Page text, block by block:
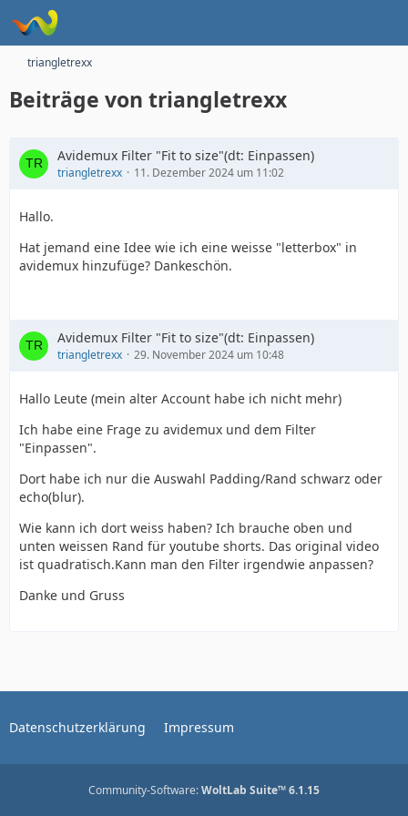
triangletrexx
Beiträge von triangletrexx
Avidemux Filter "Fit to size"(dt: Einpassen)
triangletrexx 11. Dezember 2024 um 11:02
Hallo.
Hat jemand eine Idee wie ich eine weisse "letterbox" in
avidemux hinzufüge? Dankeschön.
Avidemux Filter "Fit to size"(dt: Einpassen)
triangletrexx 29. November 2024 um 10:48
Hallo Leute (mein alter Account habe ich nicht mehr)
Ich habe eine Frage zu avidemux und dem Filter
"Einpassen".
Dort habe ich nur die Auswahl Padding/Rand schwarz oder
echo(blur).
Wie kann ich dort weiss haben? Ich brauche oben und
unten weissen Rand für youtube shorts. Das original video
ist quadratisch.Kann man den Filter irgendwie anpassen?
Danke und Gruss
Datenschutzerklärung Impressum
Community-Software:WoltLab Suite™ 6.1.15